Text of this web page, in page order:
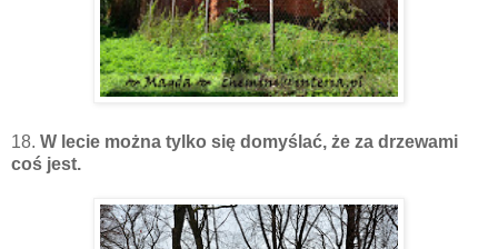
18. W lecie można tylko się domyślać, że za drzewami
coś jest.